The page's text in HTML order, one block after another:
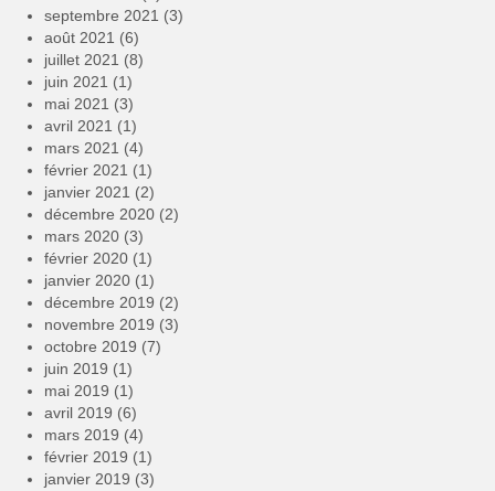
septembre 2021 (3)
août 2021 (6)
juillet 2021 (8)
juin 2021 (1)
mai 2021 (3)
avril 2021 (1)
mars 2021 (4)
février 2021 (1)
janvier 2021 (2)
décembre 2020 (2)
mars 2020 (3)
février 2020 (1)
janvier 2020 (1)
décembre 2019 (2)
novembre 2019 (3)
octobre 2019 (7)
juin 2019 (1)
mai 2019 (1)
avril 2019 (6)
mars 2019 (4)
février 2019 (1)
janvier 2019 (3)